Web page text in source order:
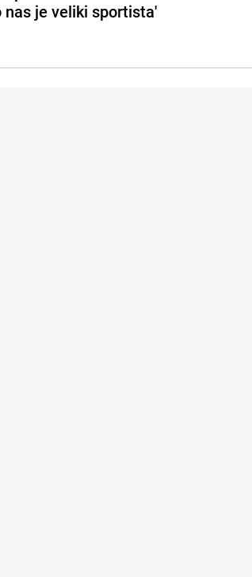
nas je veliki sportista'